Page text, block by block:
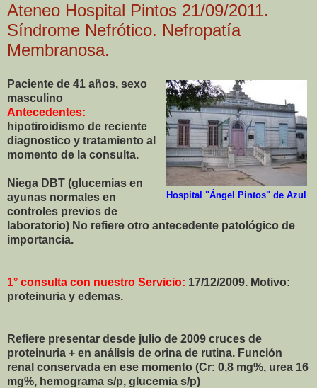
Ateneo Hospital Pintos 21/09/2011.
Síndrome Nefrótico. Nefropatía
Membranosa.
Hospital "Ángel Pintos" de Azul
Paciente de 41 años, sexo
masculino
Antecedentes:
hipotiroidismo de reciente
diagnostico y tratamiento al
momento de la consulta.
Niega DBT (glucemias en
ayunas normales en
controles previos de
laboratorio) No refiere otro antecedente patológico de
importancia.
1° consulta con nuestro Servicio: 17/12/2009. Motivo:
proteinuria y edemas.
Refiere presentar desde julio de 2009 cruces de
proteinuria + en análisis de orina de rutina. Función
renal conservada en ese momento (Cr: 0,8 mg%, urea 16
mg%, hemograma s/p, glucemia s/p)